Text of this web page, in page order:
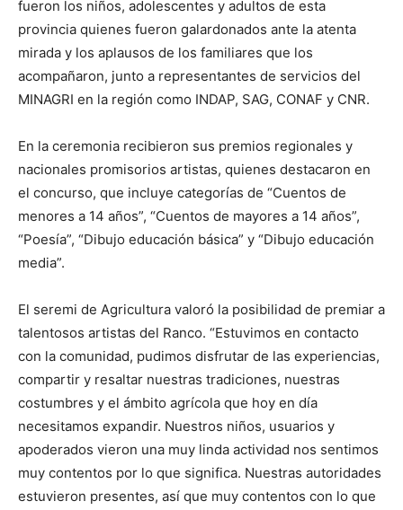
fueron los niños, adolescentes y adultos de esta
provincia quienes fueron galardonados ante la atenta
mirada y los aplausos de los familiares que los
acompañaron, junto a representantes de servicios del
MINAGRI en la región como INDAP, SAG, CONAF y CNR.
En la ceremonia recibieron sus premios regionales y
nacionales promisorios artistas, quienes destacaron en
el concurso, que incluye categorías de “Cuentos de
menores a 14 años”, “Cuentos de mayores a 14 años”,
“Poesía”, “Dibujo educación básica” y “Dibujo educación
media”.
El seremi de Agricultura valoró la posibilidad de premiar a
talentosos artistas del Ranco. “Estuvimos en contacto
con la comunidad, pudimos disfrutar de las experiencias,
compartir y resaltar nuestras tradiciones, nuestras
costumbres y el ámbito agrícola que hoy en día
necesitamos expandir. Nuestros niños, usuarios y
apoderados vieron una muy linda actividad nos sentimos
muy contentos por lo que significa. Nuestras autoridades
estuvieron presentes, así que muy contentos con lo que